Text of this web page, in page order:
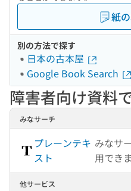
紙
別の方法で探す
日本の古本屋
Google Book Search
障害者向け資料
みなサーチ
プレーンテキ
スト
みなサ
用でき
他サービス